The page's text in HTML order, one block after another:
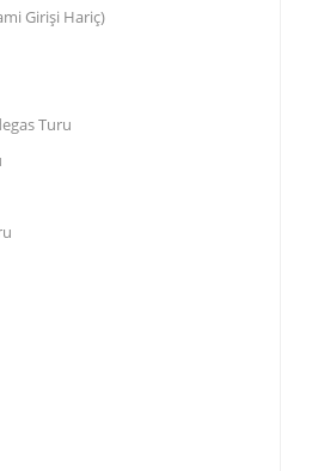
Girişi Hariç)
Turu